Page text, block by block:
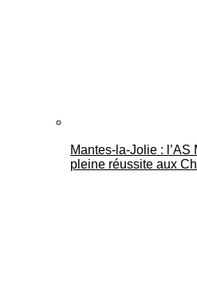
Mantes-la-Jolie : l’AS
pleine réussite aux